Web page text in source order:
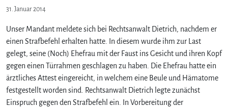
31. Januar 2014
Unser Mandant meldete sich bei Rechtsanwalt Dietrich, nachdem er
einen Strafbefehl erhalten hatte. In diesem wurde ihm zur Last
gelegt, seine (Noch) Ehefrau mit der Faust ins Gesicht und ihren Kopf
gegen einen Türrahmen geschlagen zu haben. Die Ehefrau hatte ein
ärztliches Attest eingereicht, in welchem eine Beule und Hämatome
festgestellt worden sind. Rechtsanwalt Dietrich legte zunächst
Einspruch gegen den Strafbefehl ein. In Vorbereitung der